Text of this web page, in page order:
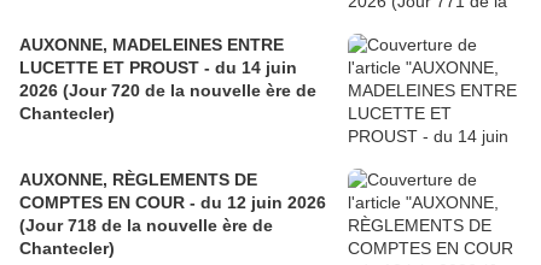
AUXONNE, MADELEINES ENTRE
LUCETTE ET PROUST - du 14 juin
2026 (Jour 720 de la nouvelle ère de
Chantecler)
AUXONNE, RÈGLEMENTS DE
COMPTES EN COUR - du 12 juin 2026
(Jour 718 de la nouvelle ère de
Chantecler)